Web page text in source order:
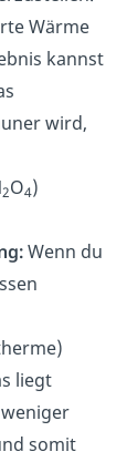
Wärme
kannst
wird,
2O4)
Wenn du
liegt
somit